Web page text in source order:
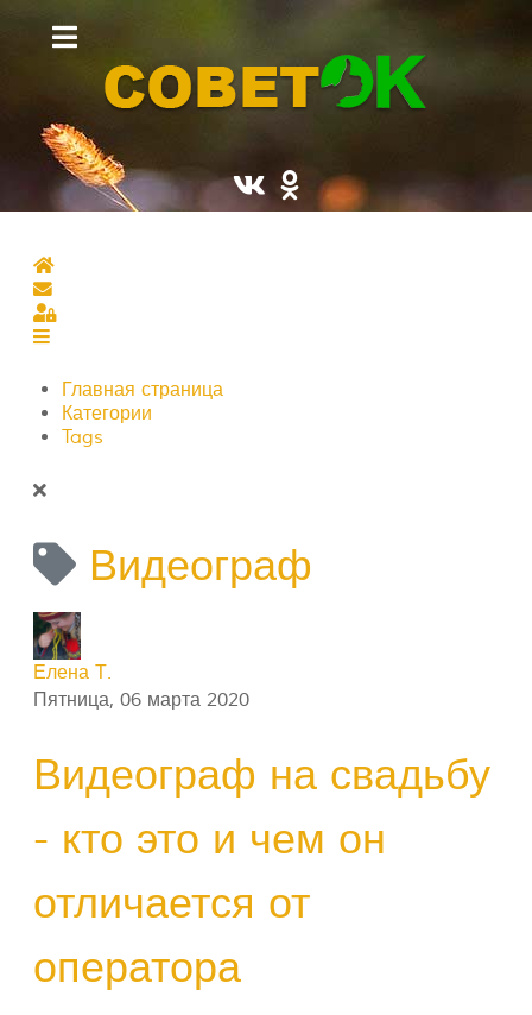
Главная страница
Подписаться на блог
Sign In
Главная страница
Категории
Tags
Видеограф
Елена Т.
Пятница, 06 марта 2020
Видеограф на свадьбу
- кто это и чем он
отличается от
оператора